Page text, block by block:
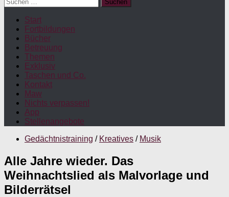
nach:
Start
Fortbildungen
Bücher
Betreuung
Themen
Exklusiv
Taschen und Co.
Kontakt
Maw
Nichts verpassen!
App
Stellenangebote
Gedächtnistraining / Kreatives / Musik
Alle Jahre wieder. Das
Weihnachtslied als Malvorlage und
Bilderrätsel